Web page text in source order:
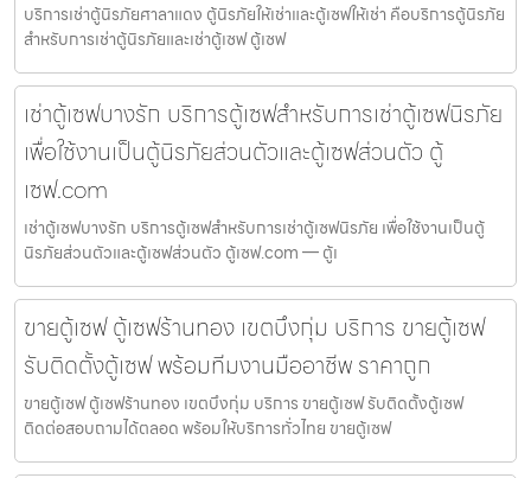
บริการเช่าตู้นิรภัยศาลาแดง ตู้นิรภัยให้เช่าและตู้เซฟให้เช่า คือบริการตู้นิรภัย
สำหรับการเช่าตู้นิรภัยและเช่าตู้เซฟ ตู้เซฟ
เช่าตู้เซฟบางรัก บริการตู้เซฟสำหรับการเช่าตู้เซฟนิรภัย
เพื่อใช้งานเป็นตู้นิรภัยส่วนตัวและตู้เซฟส่วนตัว ตู้
เซฟ.com
เช่าตู้เซฟบางรัก บริการตู้เซฟสำหรับการเช่าตู้เซฟนิรภัย เพื่อใช้งานเป็นตู้
นิรภัยส่วนตัวและตู้เซฟส่วนตัว ตู้เซฟ.com — ตู้เ
ขายตู้เซฟ ตู้เซฟร้านทอง เขตบึงกุ่ม บริการ ขายตู้เซฟ
รับติดตั้งตู้เซฟ พร้อมทีมงานมืออาชีพ ราคาถูก
ขายตู้เซฟ ตู้เซฟร้านทอง เขตบึงกุ่ม บริการ ขายตู้เซฟ รับติดตั้งตู้เซฟ
ติดต่อสอบถามได้ตลอด พร้อมให้บริการทั่วไทย ขายตู้เซฟ